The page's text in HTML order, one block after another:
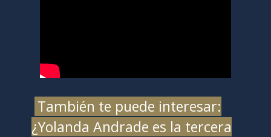
También te puede interesar:
¿Yolanda Andrade es la tercera